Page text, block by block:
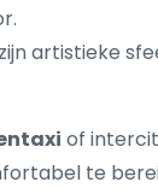
artistieke
of
te